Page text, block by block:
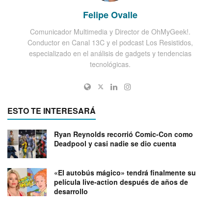
Felipe Ovalle
Comunicador Multimedia y Director de OhMyGeek!.
Conductor en Canal 13C y el podcast Los Resistidos,
especializado en el análisis de gadgets y tendencias
tecnológicas.
ESTO TE INTERESARÁ
Ryan Reynolds recorrió Comic-Con como
Deadpool y casi nadie se dio cuenta
«El autobús mágico» tendrá finalmente su
película live-action después de años de
desarrollo